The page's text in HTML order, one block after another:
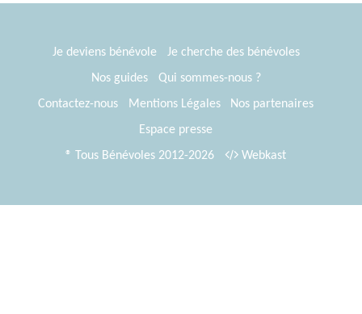
Je deviens bénévole
Je cherche des bénévoles
Nos guides
Qui sommes-nous ?
Contactez-nous
Mentions Légales
Nos partenaires
Espace presse
® Tous Bénévoles 2012-2026
Webkast